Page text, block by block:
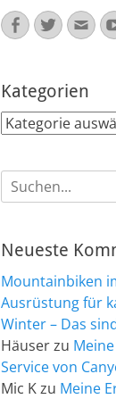
Facebook
Twitter
E-
Kategorien
Kategorien
Suche
nach:
Neueste
Mountainbiken
Ausrüstung für
Winter – Das
Häuserzu
Service von
Mic Kzu Meine